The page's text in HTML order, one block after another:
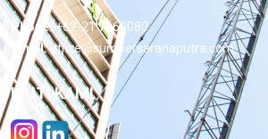
Phone: +62-21 7660080
Email:office@sumbersaranaputra.com
IKUTI KAMI